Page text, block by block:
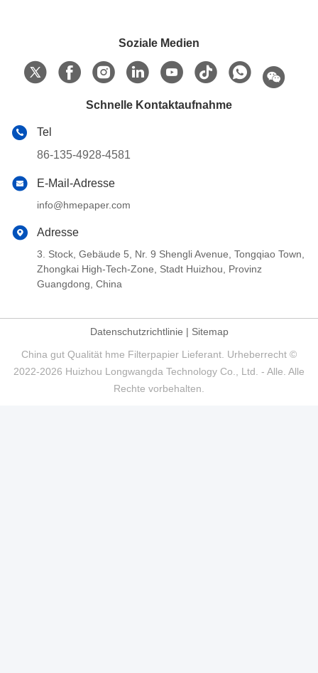
Soziale Medien
Schnelle Kontaktaufnahme
Tel
86-135-4928-4581
E-Mail-Adresse
info@hmepaper.com
Adresse
3. Stock, Gebäude 5, Nr. 9 Shengli Avenue, Tongqiao Town,
Zhongkai High-Tech-Zone, Stadt Huizhou, Provinz
Guangdong, China
Datenschutzrichtlinie | Sitemap
China gut Qualität hme Filterpapier Lieferant. Urheberrecht ©
2022-2026 Huizhou Longwangda Technology Co., Ltd. - Alle. Alle
Rechte vorbehalten.